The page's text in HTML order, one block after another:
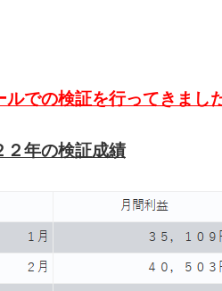
ルでの検証を行ってきまし
２年の検証成績